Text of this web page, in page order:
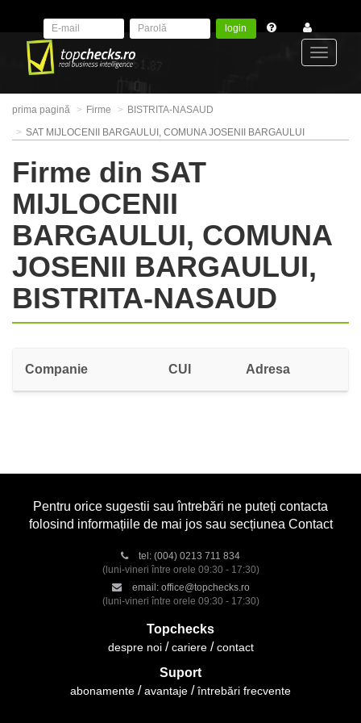
login
prima pagină Firme
BISTRITA-NASAUD
SAT MIJLOCENII BARGAULUI, COMUNA JOSENII BARGAULUI
Firme din SAT
MIJLOCENII
BARGAULUI, COMUNA
JOSENII BARGAULUI,
BISTRITA-NASAUD
Companie CUI Adresa
Pentru orice sugestii sau întrebări ne puteți contacta
folosind informațiile de mai jos sau secțiunea Contact
tel: (004) 0213 711 834
(luni-vineri între orele 09:30 - 17:30)
email: office@topchecks.ro
(luni-vineri între orele 09:30 - 17:30)
Topchecks
despre noi cariere contact
Suport
abonamente avantaje întrebări frecvente